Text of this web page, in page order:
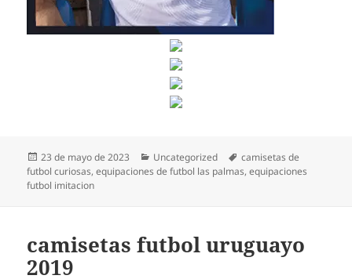
Publicado
el
23 de mayo de 2023 Categorías
Uncategorized Etiquetas
camisetas de
futbol curiosas,equipaciones de futbol las palmas,equipaciones
futbol imitacion
camisetas futbol uruguayo
2019